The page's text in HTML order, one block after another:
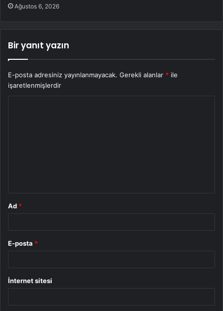
Ağustos 6, 2026
Bir yanıt yazın
E-posta adresiniz yayınlanmayacak. Gerekli alanlar * ile
işaretlenmişlerdir
Ad *
E-posta *
İnternet sitesi